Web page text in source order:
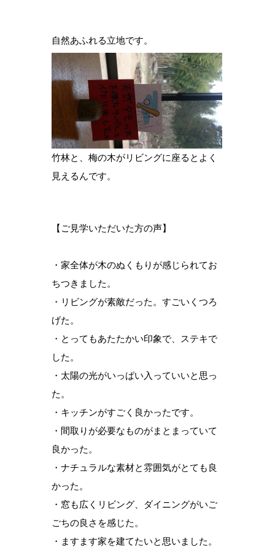
自然あふれる立地です。
竹林と、梅の木がリビングに座るとよく
見えるんです。
【ご見学いただいた方の声】
・家全体が木のぬくもりが感じられてお
ちつきました。
・リビングが素敵だった。すごいくつろ
げた。
・とってもあたたかい印象で、ステキで
した。
・太陽の光がいっぱい入っていいと思っ
た。
・キッチンがすごく良かったです。
・間取りが必要なものがまとまっていて
良かった。
・ナチュラルな素材と雰囲気がとても良
かった。
・窓も広くリビング、ダイニングがいご
ごちの良さを感じた。
・ますます家を建てたいと思いました。